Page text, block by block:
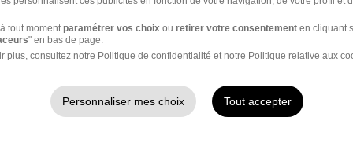
de vous adresser ma candidature pour le poste à mi-temps de vendeur au
suis vivement intéressé par cette nouvelle opportunité professionnelle.
expérience en tant que vendeur, j'ai développé des compétences solides en
et gestion des stocks. J'ai réalisé la mission de conseiller et assister les
de gérer les stocks et réassortir les rayons, ainsi que de participer à la mise
tout momentparamétrer vos choixou retirer votre consentementen cliquant
" en bas de page.
plus, consultez notre Politique de confidentialité et notre Politique relative aux
Personnaliser mes choix Tout accepter